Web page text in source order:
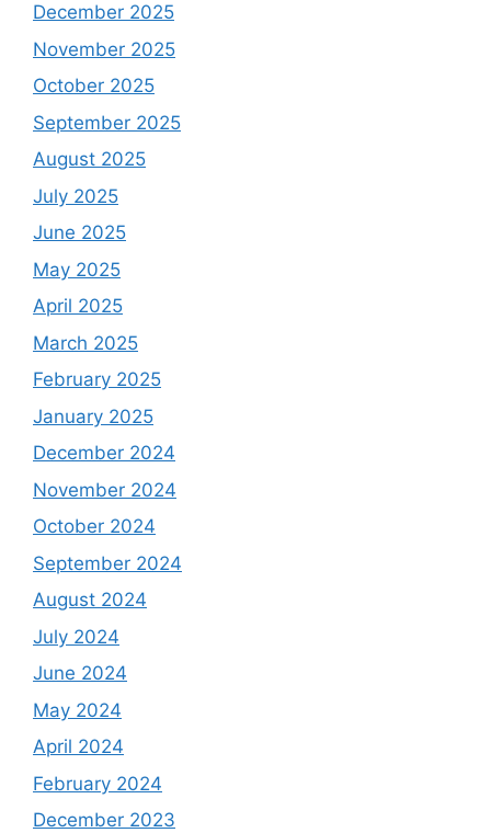
December 2025
November 2025
October 2025
September 2025
August 2025
July 2025
June 2025
May 2025
April 2025
March 2025
February 2025
January 2025
December 2024
November 2024
October 2024
September 2024
August 2024
July 2024
June 2024
May 2024
April 2024
February 2024
December 2023